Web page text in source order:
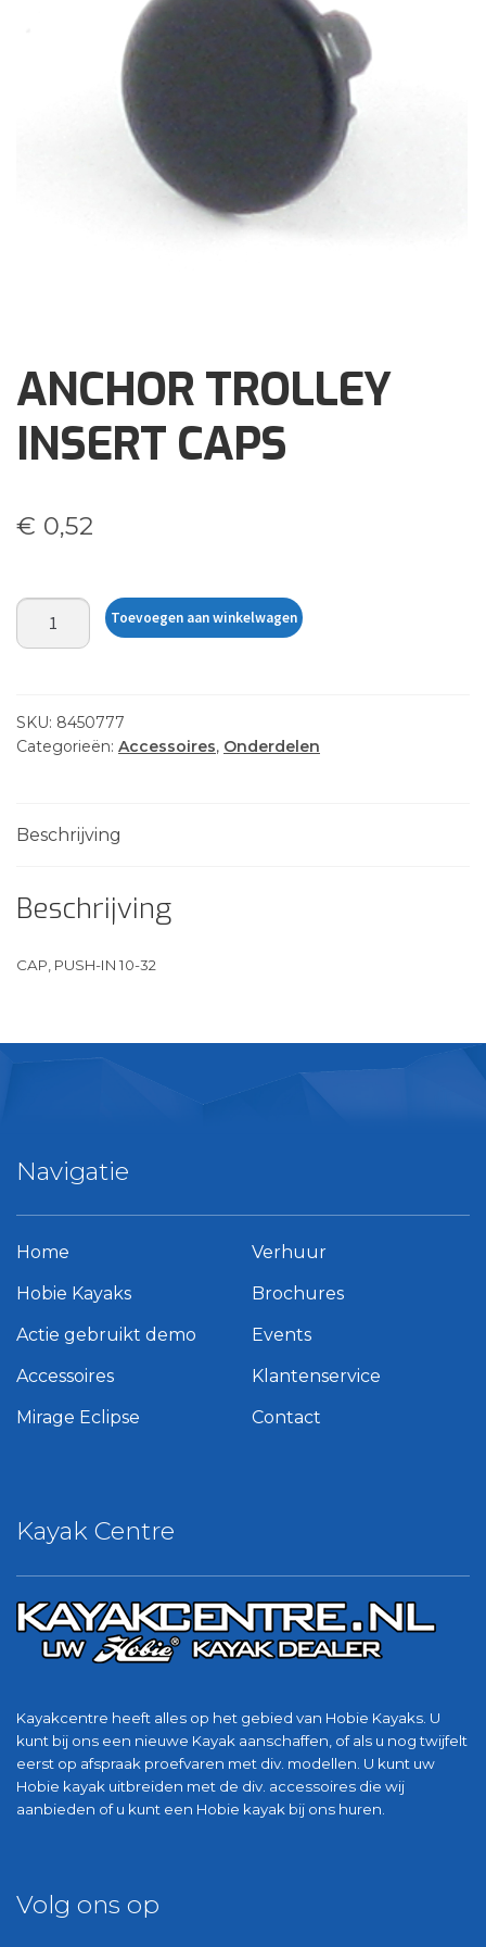
Klantenservice
ANCHOR TROLLEY
INSERT CAPS
€ 0,52
ANCHOR
TROLLEY
aantal
Toevoegen aan winkelwagen
SKU: 8450777
Categorieën: Accessoires, Onderdelen
Beschrijving
Beschrijving
CAP, PUSH-IN 10-32
Kayak Centre
Kayakcentre heeft alles op het gebied van Hobie Kayaks. U
kunt bij ons een nieuwe Kayak aanschaffen, of als u nog twijfelt
eerst op afspraak proefvaren met div. modellen. U kunt uw
Hobie kayak uitbreiden met de div. accessoires die wij
aanbieden of u kunt een Hobie kayak bij ons huren.
Navigatie
Home
Hobie Kayaks
Actie gebruikt demo
Accessoires
Mirage Eclipse
Verhuur
Brochures
Events
Klantenservice
Contact
Volg ons op